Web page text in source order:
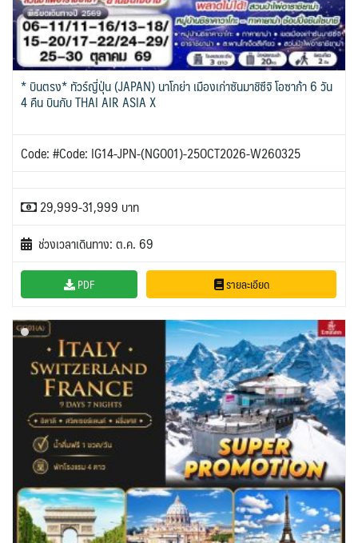
* บินตรง* ทัวร์ญี่ปุ่น (JAPAN) นาโกย่า เมืองเก่าซันมาชิซึจิ โอซาก้า 6 วัน
4 คืน บินกับ THAI AIR ASIA X
Code: #Code: IG14-JPN-(NGO01)-25OCT2026-W260325
29,999-31,999 บาท
ช่วงเวลาเดินทาง: ต.ค. 69
PDF รายละเอียด